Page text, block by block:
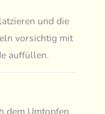
und die
vorsichtig mit
auffüllen.